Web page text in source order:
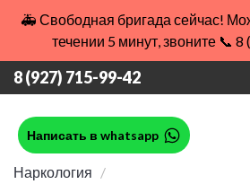
🚑 Свободная бригада сейчас!
течении 5 минут, звоните 📞
8 (927) 715-99-42
Написать в whatsapp
Наркология